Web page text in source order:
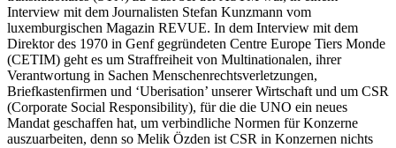
Interview mit dem Journalisten Stefan Kunzmann vom
luxemburgischen Magazin REVUE. In dem Interview mit dem
Direktor des 1970 in Genf gegründeten Centre Europe Tiers Monde
(CETIM) geht es um Straffreiheit von Multinationalen, ihrer
Verantwortung in Sachen Menschenrechtsverletzungen,
Briefkastenfirmen und ‘Uberisation’ unserer Wirtschaft und um CSR
(Corporate Social Responsibility), für die die UNO ein neues
Mandat geschaffen hat, um verbindliche Normen für Konzerne
auszuarbeiten, denn so Melik Özden ist CSR in Konzernen nichts